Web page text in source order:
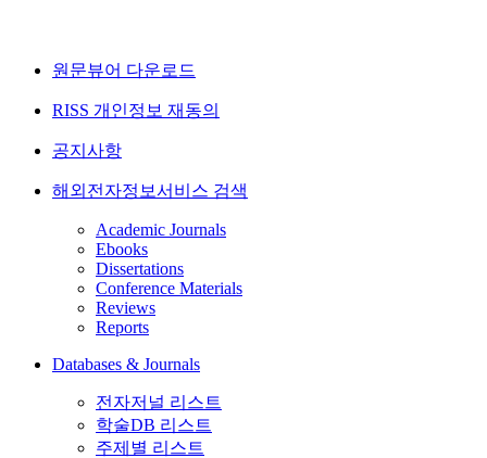
원문뷰어 다운로드
RISS 개인정보 재동의
공지사항
해외전자정보서비스 검색
Academic Journals
Ebooks
Dissertations
Conference Materials
Reviews
Reports
Databases & Journals
전자저널 리스트
학술DB 리스트
주제별 리스트